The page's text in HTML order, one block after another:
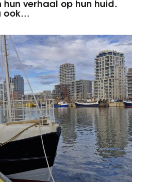
hun verhaal op hun huid.
ook…